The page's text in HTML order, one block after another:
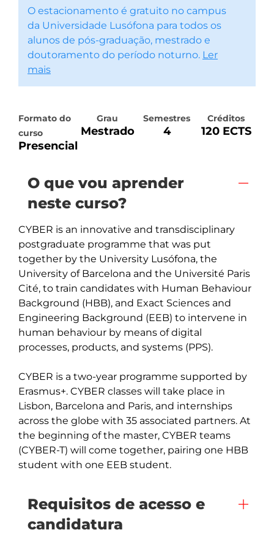
O estacionamento é gratuito no campus
da Universidade Lusófona para todos os
alunos de pós-graduação, mestrado e
doutoramento do período noturno. Ler
mais
Formato do
curso
Presencial
Grau
Mestrado
Semestres
4
Créditos
120 ECTS
O que vou aprender
neste curso?
CYBER is an innovative and transdisciplinary
postgraduate programme that was put
together by the University Lusófona, the
University of Barcelona and the Université Paris
Cité, to train candidates with Human Behaviour
Background (HBB), and Exact Sciences and
Engineering Background (EEB) to intervene in
human behaviour by means of digital
processes, products, and systems (PPS).
CYBER is a two-year programme supported by
Erasmus+. CYBER classes will take place in
Lisbon, Barcelona and Paris, and internships
across the globe with 35 associated partners. At
the beginning of the master, CYBER teams
(CYBER-T) will come together, pairing one HBB
student with one EEB student.
Requisitos de acesso e
candidatura